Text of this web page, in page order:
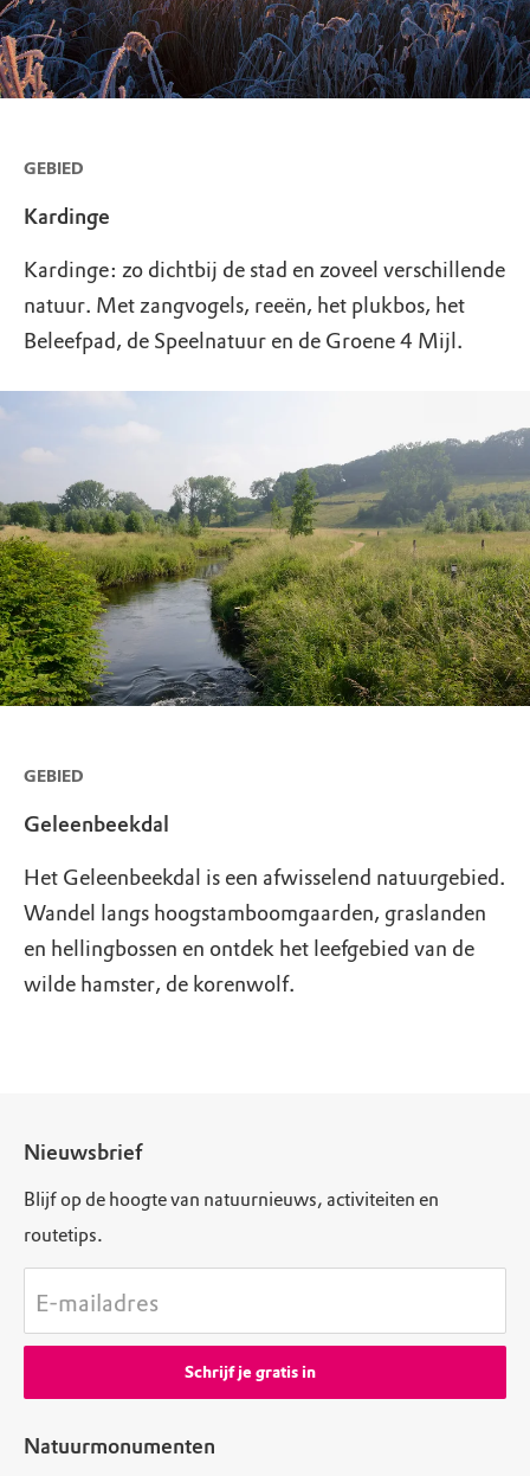
GEBIED
Kardinge
Kardinge: zo dichtbij de stad en zoveel verschillende
natuur. Met zangvogels, reeën, het plukbos, het
Beleefpad, de Speelnatuur en de Groene 4 Mijl.
GEBIED
Geleenbeekdal
Het Geleenbeekdal is een afwisselend natuurgebied.
Wandel langs hoogstamboomgaarden, graslanden
en hellingbossen en ontdek het leefgebied van de
wilde hamster, de korenwolf.
Natuurmonumenten
Nieuwsbrief
Blijf op de hoogte van natuurnieuws, activiteiten en
routetips.
E-mailadres
Schrijf je gratis in